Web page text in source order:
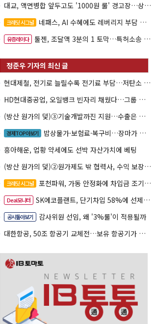
대교, 액면병합 앞두고도 '1000원 룰' 경고장…상장유지 시험대
크레딧 시그널 네패스, AI 수혜에도 레버리지 부담 여전
유증레이다 툴젠, 조달액 3분의 1 토막…특허소송 비용부터 챙긴다
현대제철, 전기로 늘릴수록 전기료 부담…저탄소 전환의 역설
HD현대중공업, 오일뱅크 빈자리 채웠다…그룹 배당 핵심축 부상
(방산 원가의 덫)③기술개발까진 지원…수출은 각자도생
경제TOP아보기
밥상물가·보험료·복구비…장마가 내미는 청구서
흥아해운, 업황 약세에도 선박 자산가치에 베팅
(방산 원가의 덫)②원가제도 밖 협력사, 수익 보장도 협상력도 없다
크레딧 시그널 포천파워, 가동 안정화에 차입금 조기상환 속도
Deal모니터 SK에코플랜트, 단기차입 58%에 선제 차환 카드
공시톺아보기
감사위원 선임, 왜 '3%룰'이 적용될까
대한항공, 50조 항공기 교체전…보유 항공기가 조달 카드